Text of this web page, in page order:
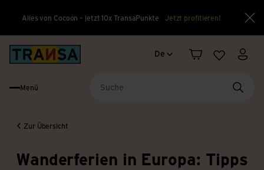
Alles von Cocoon – jetzt 10x TransaPunkte Jetzt profitieren!
Sprachwechsel
De
Warenkorb
Merkliste
Menü
Zur Übersicht
Wanderferien in Europa: Tipps